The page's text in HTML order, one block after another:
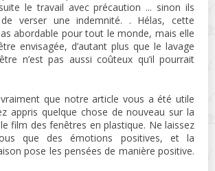
le travail avec précaution ... sinon ils
verser une indemnité. . Hélas, cette
abordable pour tout le monde, mais elle
envisagée, d’autant plus que le lavage
n’est pas aussi coûteux qu’il pourrait
que notre article vous a été utile
appris quelque chose de nouveau sur la
film des fenêtres en plastique. Ne laissez
que des émotions positives, et la
pose les pensées de manière positive.